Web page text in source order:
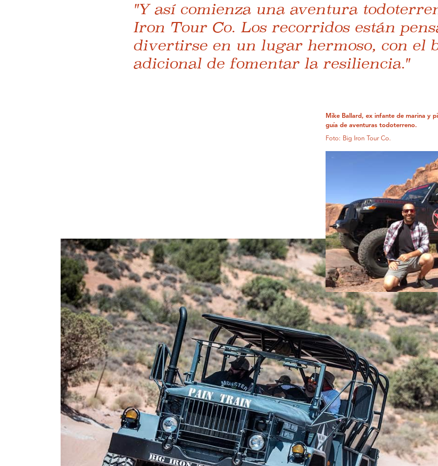
"Y así comienza una aventura
Iron Tour Co. Los recorridos están
divertirse en un lugar hermoso, con el
adicional de fomentar la resiliencia."
Mike Ballard, ex infante de marina y
guía de aventuras todoterreno.
Foto: Big Iron Tour Co.